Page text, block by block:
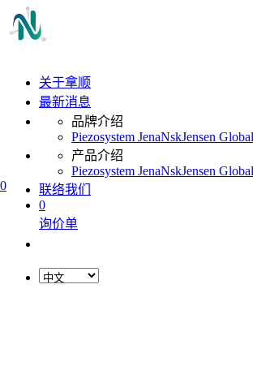
0
关于拿顺
最新消息
品牌介绍
Piezosystem JenaNskJensen Global
产品介绍
Piezosystem JenaNskJensen Global
联络我们
0
询价单